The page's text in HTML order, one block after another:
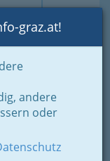
Login Toggle
graz.at!
andere
oder